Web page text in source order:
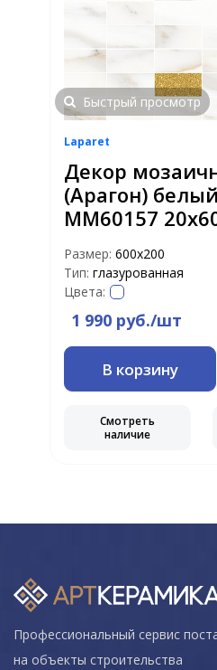
Быстрый просмотр
Laparet
Декор
(Арагон)
MM60157
Размер: 600х200
Тип: глазурованная
Цвета:
1 990 руб./шт
В корзину
Смотреть
наличие
Профессиональный сервис
на объекты строительства